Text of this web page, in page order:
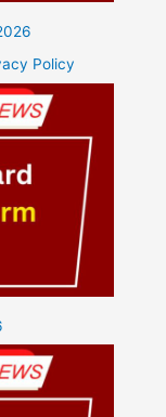
Policy